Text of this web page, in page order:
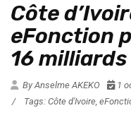
Côte
eFonction
16
By Anselme AKEKO
1
/
Tags: Côte d'Ivoire,